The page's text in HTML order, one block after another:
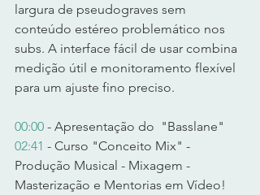
largura de pseudograves sem
conteúdo estéreo problemático nos
subs. A interface fácil de usar combina
medição útil e monitoramento flexível
para um ajuste fino preciso.
00:00 - Apresentação do  "Basslane"
02:41 - Curso "Conceito Mix" -
Produção Musical - Mixagem -
Masterização e Mentorias em Vídeo!